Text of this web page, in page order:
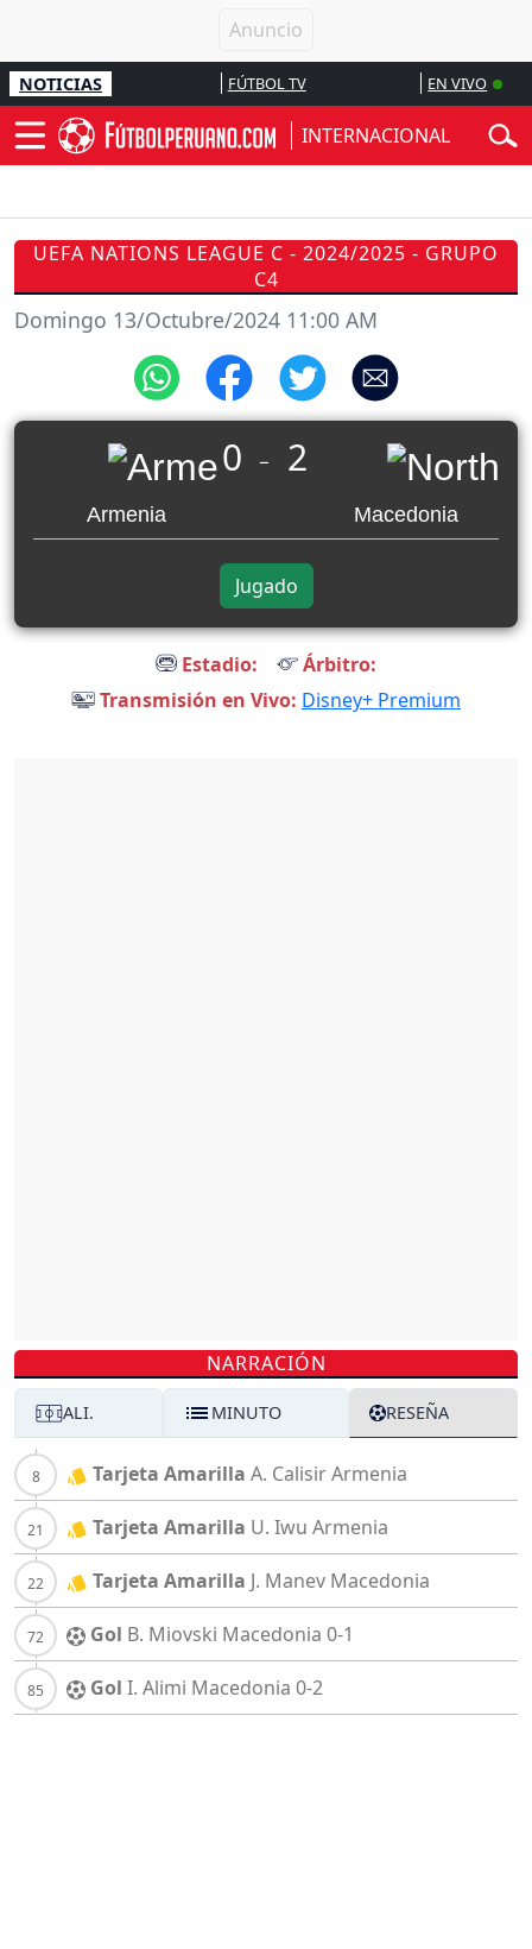
NOTICIAS FÚTBOL TV EN VIVO
INTERNACIONAL
UEFA NATIONS LEAGUE C - 2024/2025 - GRUPO
C4
Domingo 13/Octubre/2024 11:00 AM
Armenia
0 _ 2
Macedonia
Jugado
Estadio:
Árbitro:
Transmisión en Vivo: Disney+ Premium
NARRACIÓN
ALI. MINUTO RESEÑA
Tarjeta Amarilla A. CalisirArmenia
Tarjeta Amarilla U. Iwu Armenia
Tarjeta Amarilla J. Manev Macedonia
Gol B. Miovski Macedonia 0-1
Gol I. Alimi Macedonia 0-2